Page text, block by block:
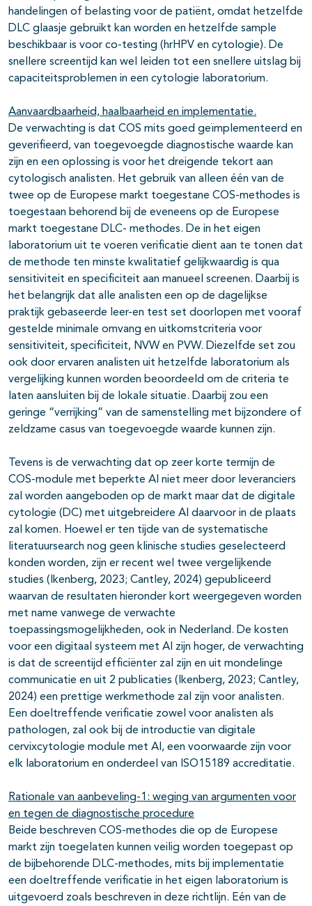
handelingen of belasting voor de patiënt, omdat hetzelfde
DLC glaasje gebruikt kan worden en hetzelfde sample
beschikbaar is voor co-testing (hrHPV en cytologie). De
snellere screentijd kan wel leiden tot een snellere uitslag bij
capaciteitsproblemen in een cytologie laboratorium.
Aanvaardbaarheid, haalbaarheid en implementatie.
De verwachting is dat COS mits goed geïmplementeerd en
geverifieerd, van toegevoegde diagnostische waarde kan
zijn en een oplossing is voor het dreigende tekort aan
cytologisch analisten. Het gebruik van alleen één van de
twee op de Europese markt toegestane COS-methodes is
toegestaan behorend bij de eveneens op de Europese
markt toegestane DLC- methodes. De in het eigen
laboratorium uit te voeren verificatie dient aan te tonen dat
de methode ten minste kwalitatief gelijkwaardig is qua
sensitiviteit en specificiteit aan manueel screenen. Daarbij is
het belangrijk dat alle analisten een op de dagelijkse
praktijk gebaseerde leer-en test set doorlopen met vooraf
gestelde minimale omvang en uitkomstcriteria voor
sensitiviteit, specificiteit, NVW en PVW. Diezelfde set zou
ook door ervaren analisten uit hetzelfde laboratorium als
vergelijking kunnen worden beoordeeld om de criteria te
laten aansluiten bij de lokale situatie. Daarbij zou een
geringe “verrijking” van de samenstelling met bijzondere of
zeldzame casus van toegevoegde waarde kunnen zijn.
Tevens is de verwachting dat op zeer korte termijn de
COS-module met beperkte AI niet meer door leveranciers
zal worden aangeboden op de markt maar dat de digitale
cytologie (DC) met uitgebreidere AI daarvoor in de plaats
zal komen. Hoewel er ten tijde van de systematische
literatuursearch nog geen klinische studies geselecteerd
konden worden, zijn er recent wel twee vergelijkende
studies (Ikenberg, 2023; Cantley, 2024) gepubliceerd
waarvan de resultaten hieronder kort weergegeven worden
met name vanwege de verwachte
toepassingsmogelijkheden, ook in Nederland. De kosten
voor een digitaal systeem met AI zijn hoger, de verwachting
is dat de screentijd efficiënter zal zijn en uit mondelinge
communicatie en uit 2 publicaties (Ikenberg, 2023; Cantley,
2024) een prettige werkmethode zal zijn voor analisten.
Een doeltreffende verificatie zowel voor analisten als
pathologen, zal ook bij de introductie van digitale
cervixcytologie module met AI, een voorwaarde zijn voor
elk laboratorium en onderdeel van ISO15189 accreditatie.
Rationale van aanbeveling-1: weging van argumenten voor
en tegen de diagnostische procedure
Beide beschreven COS-methodes die op de Europese
markt zijn toegelaten kunnen veilig worden toegepast op
de bijbehorende DLC-methodes, mits bij implementatie
een doeltreffende verificatie in het eigen laboratorium is
uitgevoerd zoals beschreven in deze richtlijn. Eén van de